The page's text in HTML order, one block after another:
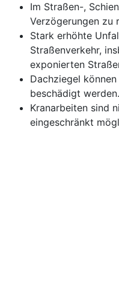
Im Straßen-,
Verzögerungen zu
Stark erhöhte
Straßenverkehr,
exponierten
Dachziegel
beschädigt werden.
Kranarbeiten sind
eingeschränkt